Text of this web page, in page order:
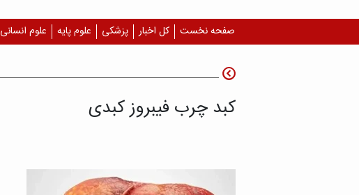
صفحه نخست کل اخبار پزشکی علوم پایه علوم انسانی
کبد چرب فیبروز کبدی